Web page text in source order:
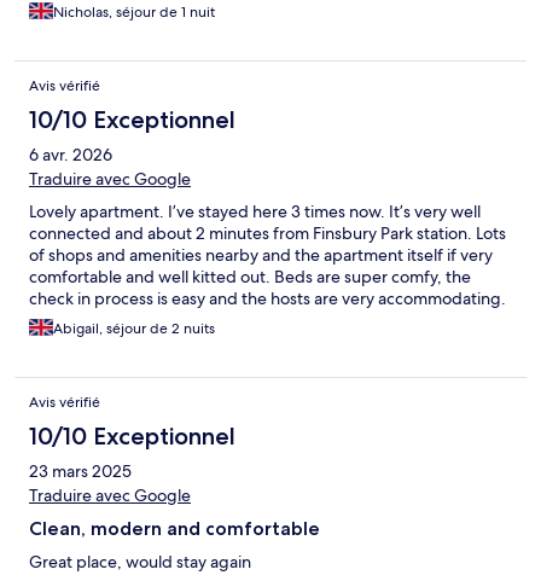
Nicholas, séjour de 1 nuit
Avis vérifié
10/10 Exceptionnel
6 avr. 2026
Traduire avec Google
Lovely apartment. I’ve stayed here 3 times now. It’s very well
connected and about 2 minutes from Finsbury Park station. Lots
of shops and amenities nearby and the apartment itself if very
comfortable and well kitted out. Beds are super comfy, the
check in process is easy and the hosts are very accommodating.
Abigail, séjour de 2 nuits
Avis vérifié
10/10 Exceptionnel
23 mars 2025
Traduire avec Google
Clean, modern and comfortable
Great place, would stay again